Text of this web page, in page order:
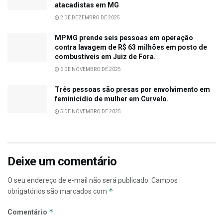
atacadistas em MG
2 DE DEZEMBRO DE 2025
MPMG prende seis pessoas em operação
contra lavagem de R$ 63 milhões em posto de
combustíveis em Juiz de Fora.
6 DE NOVEMBRO DE 2025
Três pessoas são presas por envolvimento em
feminicídio de mulher em Curvelo.
5 DE NOVEMBRO DE 2025
Deixe um comentário
O seu endereço de e-mail não será publicado. Campos
obrigatórios são marcados com *
Comentário *